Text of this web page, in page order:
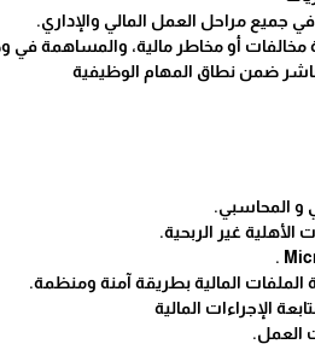
في جميع مراحل العمل المالي والإداري.
مخالفات أو مخاطر مالية، والمساهمة
ضمن نطاق المهام الوظيفية
و المحاسبي.
الأهلية غير الربحية.
الملفات المالية بطريقة آمنة ومنظمة.
الإجراءات المالية
العمل.